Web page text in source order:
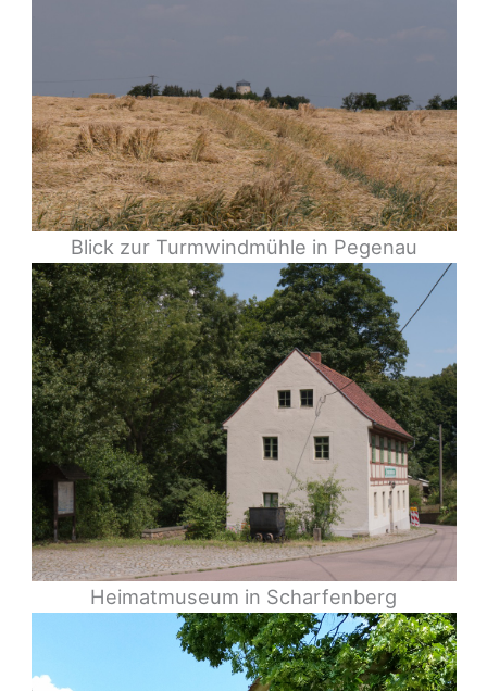
Blick zur Turmwindmühle in Pegenau
Heimatmuseum in Scharfenberg